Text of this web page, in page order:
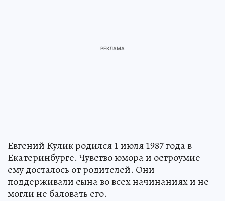
Евгений Кулик родился 1 июля 1987 года в
Екатеринбурге. Чувство юмора и остроумие
ему досталось от родителей. Они
поддерживали сына во всех начинаниях и не
могли не баловать его.